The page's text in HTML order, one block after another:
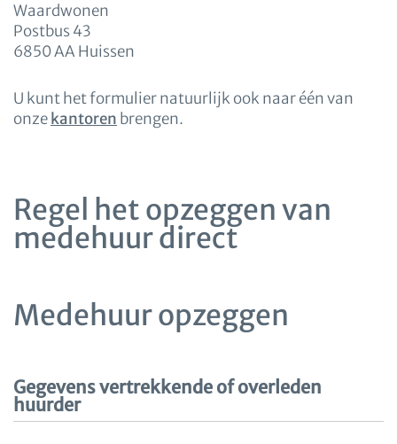
Waardwonen
Postbus 43
6850 AA Huissen
U kunt het formulier natuurlijk ook naar één van
onze kantoren brengen.
Regel het opzeggen van
medehuur direct
Medehuur opzeggen
Gegevens vertrekkende of overleden
huurder